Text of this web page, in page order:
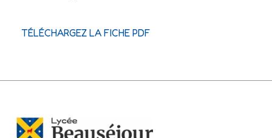
TÉLÉCHARGEZ LA FICHE PDF